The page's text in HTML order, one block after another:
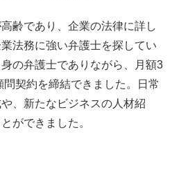
齢であり、企業の法律に詳し
法務に強い弁護士を探してい
の弁護士でありながら、月額3
契約を締結できました。日常
、新たなビジネスの人材紹
ができました。